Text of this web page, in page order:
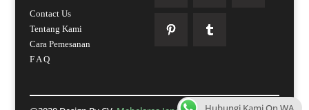
Contact Us
Tentang Kami
Cara Pemesanan
F A Q